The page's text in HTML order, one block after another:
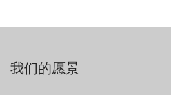
我们的愿景